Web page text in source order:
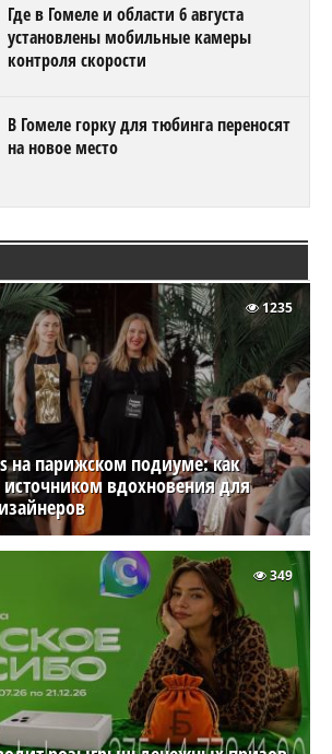
Где в Гомеле и области 6 августа
установлены мобильные камеры
контроля скорости
В Гомеле горку для тюбинга переносят
на новое место
на парижском подиуме: как
источником вдохновения для
1235
349